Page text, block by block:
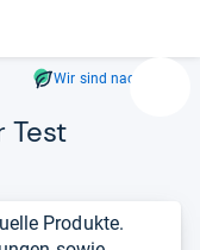
Wir sind nachhaltig
Test
Produkte.